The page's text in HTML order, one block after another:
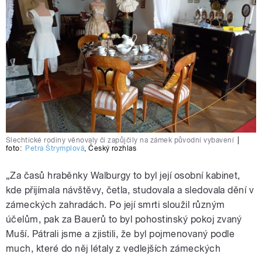
Šlechtické rodiny věnovaly či zapůjčily na zámek původní vybavení
foto: Petra Štrymplová,Český rozhlas
„Za časů hraběnky Walburgy to byl její osobní kabinet,
kde přijímala návštěvy, četla, studovala a sledovala dění v
zámeckých zahradách. Po její smrti sloužil různým
účelům, pak za Bauerů to byl pohostinský pokoj zvaný
Muší. Pátrali jsme a zjistili, že byl pojmenovaný podle
much, které do něj létaly z vedlejších zámeckých